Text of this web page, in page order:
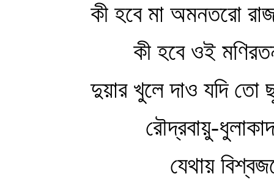
কী হবে মা অমনতরো
কী হবে ওই
দুয়ার খুলে দাও যদি তো
রৌদ্রবায়ু-
যেথায়